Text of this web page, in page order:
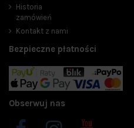
Historia
zamówień
Kontakt z nami
Bezpieczne płatności
Obserwuj nas